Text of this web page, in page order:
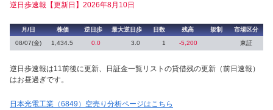
逆日歩速報【更新日】2026年8月10日
月/日 株価 逆日歩 最大逆日歩 日数 残高 規制
市場区分
08/07(金)
1,434.5 0.0 3.0 1 -5,200 東証
逆日歩速報は11前後に更新、日証金一覧リストの貸借残の更新（前日速報）
はお昼過ぎです。
日本光電工業（6849）空売り分析ページはこちら